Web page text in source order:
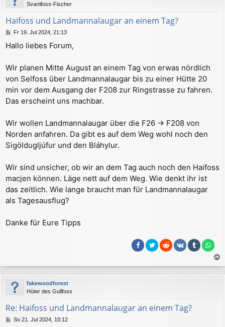
Svartifoss-Fischer
Haifoss und Landmannalaugar an einem Tag?
B
i
r
a
g
Fr 19. Jul 2024, 21:13
Hallo liebes Forum,
Wir planen Mitte August an einem Tag von erwas nördlich
von Selfoss über Landmannalaugar bis zu einer Hütte 20
min vor dem Ausgang der F208 zur Ringstrasse zu fahren.
Das erscheint uns machbar.
Wir wollen Landmannalaugar über die F26 -> F208 von
Norden anfahren. Da gibt es auf dem Weg wohl noch den
Sigöldugljúfur und den Bláhylur.
Wir sind unsicher, ob wir an dem Tag auch noch den Haifoss
macjen können. Läge nett auf dem Weg. Wie denkt ihr ist
das zeitlich. Wie lange braucht man für Landmannalaugar
als Tagesausflug?
Danke für Eure Tipps
a
c
fakewoodforest
Hüter des Gullfoss
Re: Haifoss und Landmannalaugar an einem Tag?
BSo 21. Jul 2024, 10:12